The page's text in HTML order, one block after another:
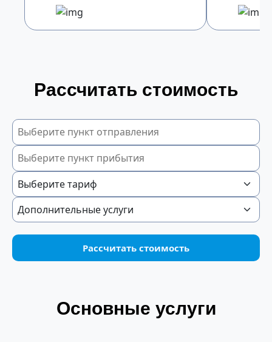
Рассчитать стоимость
Рассчитать стоимость
Основные услуги